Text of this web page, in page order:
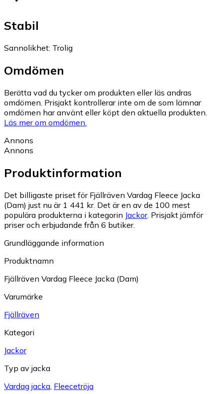
Stabil
Sannolikhet: Trolig
Omdömen
Berätta vad du tycker om produkten eller läs andras
omdömen. Prisjakt kontrollerar inte om de som lämnar
omdömen har använt eller köpt den aktuella produkten.
Läs mer om omdömen.
Annons
Annons
Produktinformation
Det billigaste priset för Fjällräven Vardag Fleece Jacka
(Dam) just nu är 1 441 kr. Det är en av de 100 mest
populära produkterna i kategorin Jackor. Prisjakt jämför
priser och erbjudande från 6 butiker.
Grundläggande information
Produktnamn
Fjällräven Vardag Fleece Jacka (Dam)
Varumärke
Fjällräven
Kategori
Jackor
Typ av jacka
Vardag jacka Fleecetröja